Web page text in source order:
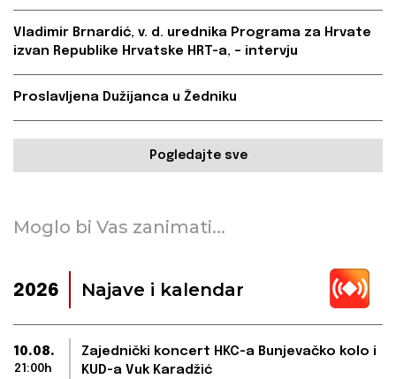
Vladimir Brnardić, v. d. urednika Programa za Hrvate
izvan Republike Hrvatske HRT-a, – intervju
Proslavljena Dužijanca u Žedniku
Pogledajte sve
Moglo bi Vas zanimati...
2026 Najave i kalendar
10.08.
21:00h
Zajednički koncert HKC-a Bunjevačko kolo i
KUD-a Vuk Karadžić